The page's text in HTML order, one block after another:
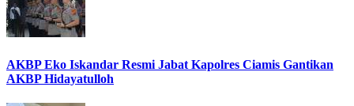
AKBP Eko Iskandar Resmi Jabat Kapolres Ciamis Gantikan
AKBP Hidayatulloh